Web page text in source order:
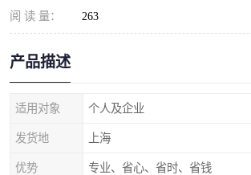
阅 读 量： 263
产品描述
适用对象 个人及企业
发货地 上海
优势 专业、省心、省时、省钱